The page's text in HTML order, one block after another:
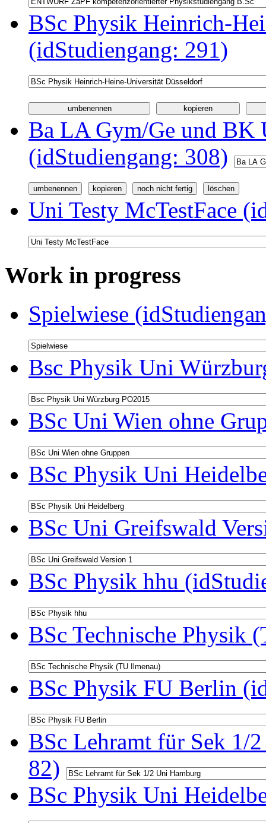
BSc Physik Heinrich-
(idStudiengang: 291)
Ba LA Gym/Ge und BK
(idStudiengang: 308)
Uni Testy McTestFace
Work in progress
Spielwiese
Bsc Physik Uni
BSc Uni Wien ohne
BSc Physik Uni
BSc Uni Greifswald
BSc Physik hhu
BSc Technische Physik
BSc Physik FU Berlin
BSc Lehramt für Sek 1/
82)
BSc Physik Uni